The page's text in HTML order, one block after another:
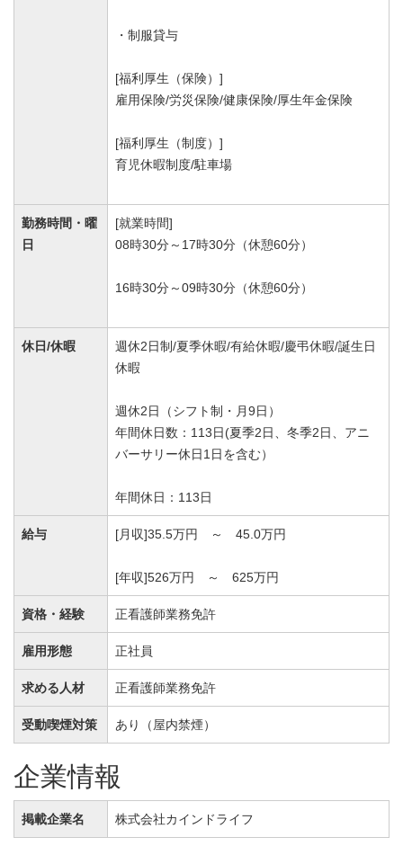
・制服貸与
[福利厚生（保険）]
雇用保険/労災保険/健康保険/厚生年金保険
[福利厚生（制度）]
育児休暇制度/駐車場
勤務時間・曜
日
[就業時間]
08時30分～17時30分（休憩60分）
16時30分～09時30分（休憩60分）
休日/休暇
週休2日制/夏季休暇/有給休暇/慶弔休暇/誕生日
休暇
週休2日（シフト制・月9日）
年間休日数：113日(夏季2日、冬季2日、アニ
バーサリー休日1日を含む）
年間休日：113日
給与 [月収]35.5万円 ～ 45.0万円
[年収]526万円 ～ 625万円
資格・経験 正看護師業務免許
雇用形態 正社員
求める人材 正看護師業務免許
受動喫煙対策 あり（屋内禁煙）
企業情報
掲載企業名 株式会社カインドライフ